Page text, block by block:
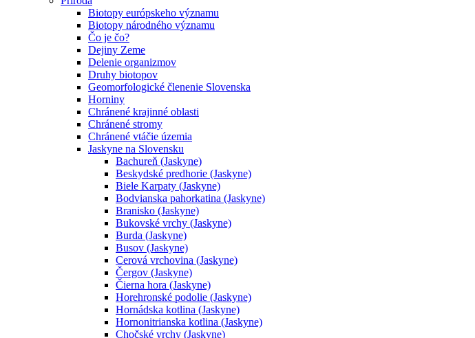
Biotopy európskeho významu
Biotopy národného významu
Čo je čo?
Dejiny Zeme
Delenie organizmov
Druhy biotopov
Geomorfologické členenie Slovenska
Horniny
Chránené krajinné oblasti
Chránené stromy
Chránené vtáčie územia
Jaskyne na Slovensku
Bachureň (Jaskyne)
Beskydské predhorie (Jaskyne)
Biele Karpaty (Jaskyne)
Bodvianska pahorkatina (Jaskyne)
Branisko (Jaskyne)
Bukovské vrchy (Jaskyne)
Burda (Jaskyne)
Busov (Jaskyne)
Cerová vrchovina (Jaskyne)
Čergov (Jaskyne)
Čierna hora (Jaskyne)
Horehronské podolie (Jaskyne)
Hornádska kotlina (Jaskyne)
Hornonitrianska kotlina (Jaskyne)
Chočské vrchy (Jaskyne)